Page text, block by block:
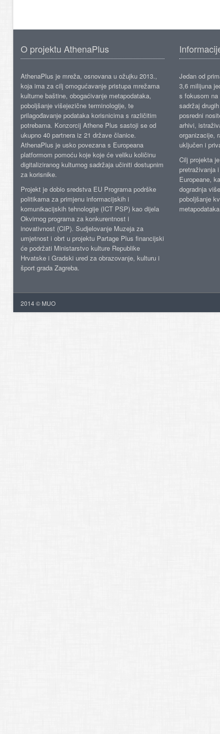
O projektu AthenaPlus
AthenaPlus je mreža, osnovana u ožujku 2013.,
koja ima za cilj omogućavanje pristupa mrežama
kulturne baštine, obogaćivanje metapodataka,
poboljšanje višejezične terminologije, te
prilagođavanje podataka korisnicima s različitim
potrebama. Konzorcij Athene Plus sastoji se od
ukupno 40 partnera iz 21 države članice.
AthenaPlus je usko povezana s Europeana
platformom pomoću koje koje će veliku količinu
digitaliziranog kulturnog sadržaja učiniti dostupnim
za korisnike.
Projekt je dobio sredstva EU Programa podrške
politikama za primjenu informacijskih i
komunikacijskih tehnologije (ICT PSP) kao dijela
Okvirnog programa za konkurentnost i
inovativnost (CIP). Sudjelovanje Muzeja za
umjetnost i obrt u projektu Partage Plus financijski
će podržati Ministarstvo kulture Republike
Hrvatske i Gradski ured za obrazovanje, kulturu i
šport grada Zagreba.
Jedan od
3,6 milijuna
s fokusom
sadržaj
posredni
arhivi,
organizacije,
uključen i
Cilj projekta
pretraživanja
Europeane,
dogradnja
poboljšanje
2014 © MUO